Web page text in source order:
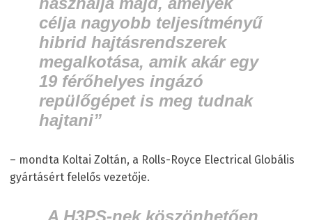
célja nagyobb teljesítményű
hibrid hajtásrendszerek
megalkotása, amik akár egy
19 férőhelyes ingázó
repülőgépet is meg tudnak
hajtani”
– mondta Koltai Zoltán, a Rolls-Royce Electrical Globális
gyártásért felelős vezetője.
„A H3PS-nek köszönhetően